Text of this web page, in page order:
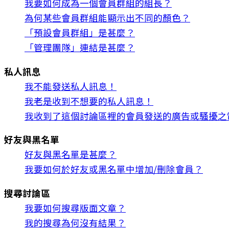
我要如何成為一個會員群組的組長？
為何某些會員群組能顯示出不同的顏色？
「預設會員群組」是甚麼？
「管理團隊」連結是甚麼？
私人訊息
我不能發送私人訊息！
我老是收到不想要的私人訊息！
我收到了這個討論區裡的會員發送的廣告或騷擾之
好友與黑名單
好友與黑名單是甚麼？
我要如何於好友或黑名單中增加/刪除會員？
搜尋討論區
我要如何搜尋版面文章？
我的搜尋為何沒有結果？